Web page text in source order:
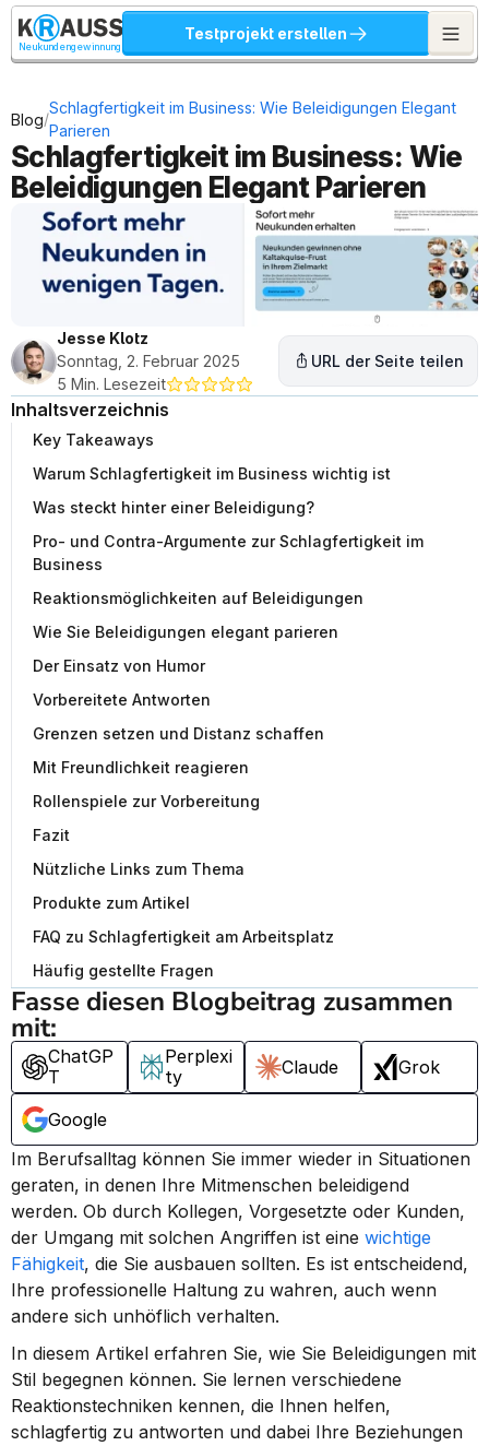
Neukundengewinnung
Testprojekt erstellen
Blog/
Schlagfertigkeit im Business: Wie Beleidigungen Elegant
Parieren
Schlagfertigkeit im Business: Wie
Beleidigungen Elegant Parieren
Jesse Klotz
Sonntag, 2. Februar 2025
5 Min. Lesezeit
URL der Seite teilen
Inhaltsverzeichnis
Key Takeaways
Warum Schlagfertigkeit im Business wichtig ist
Was steckt hinter einer Beleidigung?
Pro- und Contra-Argumente zur Schlagfertigkeit im
Business
Reaktionsmöglichkeiten auf Beleidigungen
Wie Sie Beleidigungen elegant parieren
Der Einsatz von Humor
Vorbereitete Antworten
Grenzen setzen und Distanz schaffen
Mit Freundlichkeit reagieren
Rollenspiele zur Vorbereitung
Fazit
Nützliche Links zum Thema
Produkte zum Artikel
FAQ zu Schlagfertigkeit am Arbeitsplatz
Häufig gestellte Fragen
Fasse diesen Blogbeitrag zusammen
mit:
ChatGP
T
Perplexi
ty
Claude Grok
Google
Im Berufsalltag können Sie immer wieder in Situationen
geraten, in denen Ihre Mitmenschen beleidigend
werden. Ob durch Kollegen, Vorgesetzte oder Kunden,
der Umgang mit solchen Angriffen ist eine wichtige
Fähigkeit, die Sie ausbauen sollten. Es ist entscheidend,
Ihre professionelle Haltung zu wahren, auch wenn
andere sich unhöflich verhalten.
In diesem Artikel erfahren Sie, wie Sie Beleidigungen mit
Stil begegnen können. Sie lernen verschiedene
Reaktionstechniken kennen, die Ihnen helfen,
schlagfertig zu antworten und dabei Ihre Beziehungen